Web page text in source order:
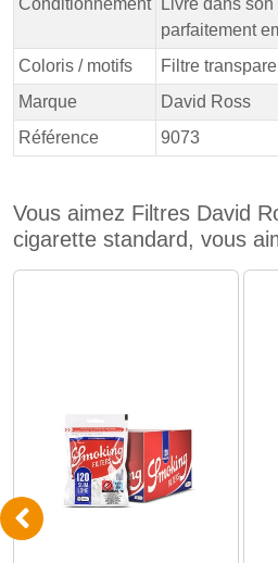
Conditionnement
Livré dans
parfaitement
Coloris / motifs
Filtre
Marque
David Ross
Référence
9073
Vous aimez Filtres David
cigarette standard, vous